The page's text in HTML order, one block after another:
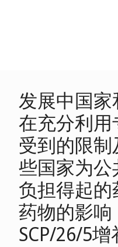
发展中国
在充分利
受到的限
些国家为
负担得起
药物的影响
SCP/26/5增